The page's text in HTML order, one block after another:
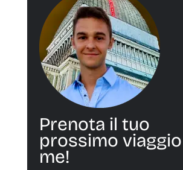
Prenota il tuo
prossimo
me!